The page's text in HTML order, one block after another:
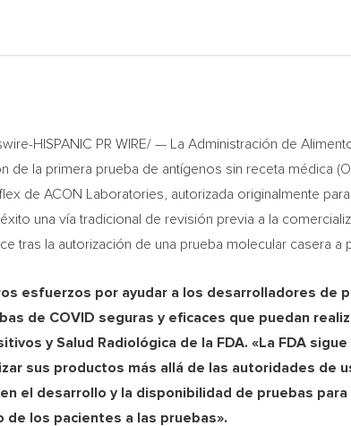
HISPANIC PR WIRE/ — La Administración de
de la primera prueba de antígenos sin receta médica
de ACON Laboratories, autorizada originalmente
una vía tradicional de revisión previa a la
tras la autorización de una prueba molecular casera a
esfuerzos por ayudar a los desarrolladores de
de COVID seguras y eficaces que puedan
y Salud Radiológica de la FDA. «La FDA
sus productos más allá de las autoridades de
el desarrollo y la disponibilidad de pruebas
de los pacientes a las pruebas».